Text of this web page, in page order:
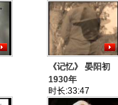
《记忆》 晏阳初
1930年
时长:33:47